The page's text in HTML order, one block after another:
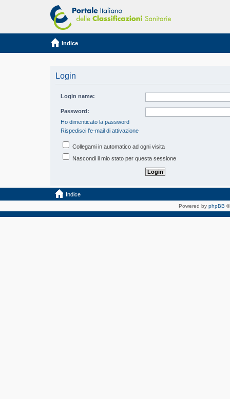
Indice
Login
Login name:
Password:
Ho dimenticato la password
Rispedisci l’e-mail di attivazione
Collegami in automatico ad ogni visita
Nascondi il mio stato per questa sessione
Indice
Powered by phpBB